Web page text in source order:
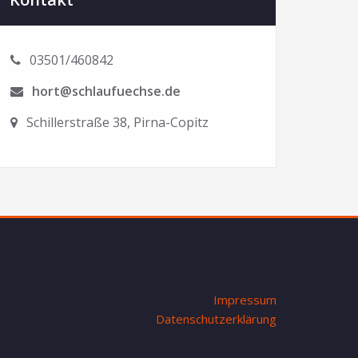
03501/460842
hort@schlaufuechse.de
Schillerstraße 38, Pirna-Copitz
Impressum
Datenschutzerklärung